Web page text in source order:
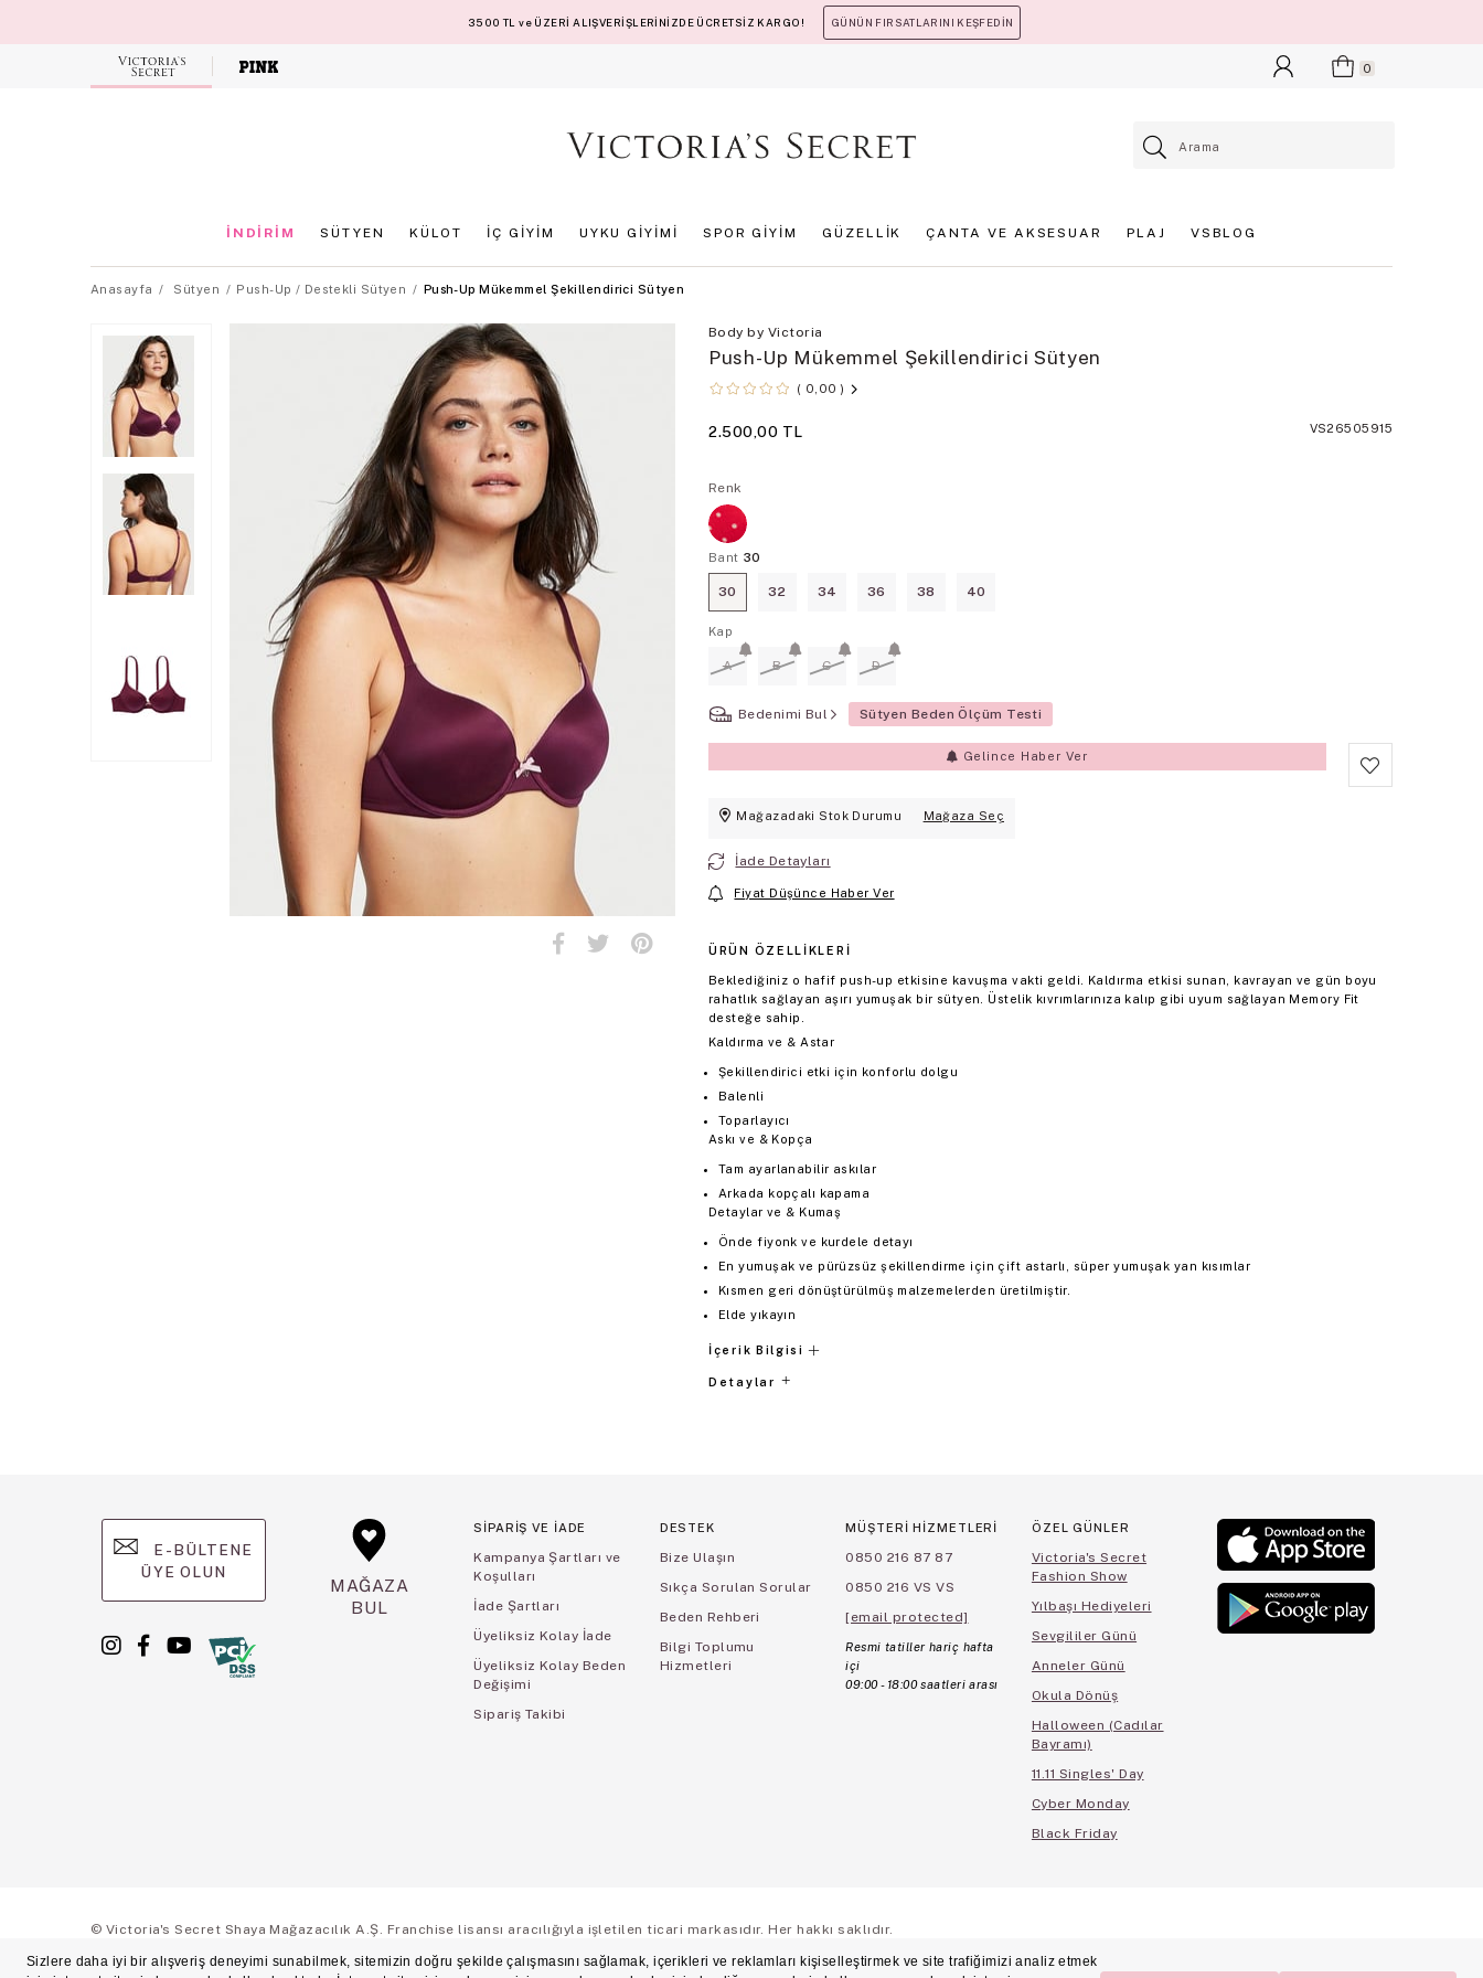
3500 TL ve ÜZERİ ALIŞVERİŞLERİNİZDE ÜCRETSİZ KARGO! GÜNÜN FIRSATLARINI KEŞFEDİN
Victoria's
Secret
0
İNDİRİM SÜTYEN KÜLOT İÇ GİYİM UYKU GİYİMİ SPOR GİYİM GÜZELLİK ÇANTA VE AKSESUAR PLAJ VSBLOG
Anasayfa Sütyen Push-Up / Destekli Sütyen Push-Up Mükemmel Şekillendirici Sütyen
Body by Victoria
Push-Up Mükemmel Şekillendirici Sütyen
0,00
2.500,00 TL VS26505915
Renk
Bant 30
30 32 34 36 38 40
Kap
A B C D
Bedenimi Bul Sütyen Beden Ölçüm Testi
Gelince Haber Ver
Mağazadaki Stok Durumu Mağaza Seç
İade Detayları
Fiyat Düşünce Haber Ver
ÜRÜN ÖZELLIKLERI
Beklediğiniz o hafif push-up etkisine kavuşma vakti geldi. Kaldırma etkisi sunan, kavrayan ve gün boyu
rahatlık sağlayan aşırı yumuşak bir sütyen. Üstelik kıvrımlarınıza kalıp gibi uyum sağlayan Memory Fit
desteğe sahip.
Kaldırma ve & Astar
Şekillendirici etki için konforlu dolgu
Balenli
Toparlayıcı
Askı ve & Kopça
Tam ayarlanabilir askılar
Arkada kopçalı kapama
Detaylar ve & Kumaş
Önde fiyonk ve kurdele detayı
En yumuşak ve pürüzsüz şekillendirme için çift astarlı, süper yumuşak yan kısımlar
Kısmen geri dönüştürülmüş malzemelerden üretilmiştir.
Elde yıkayın
İçerik Bilgisi
Detaylar
E-BÜLTENE
ÜYE OLUN
MAĞAZA
BUL
SİPARİŞ VE İADE
Kampanya Şartları ve
Koşulları
İade Şartları
Üyeliksiz Kolay İade
Üyeliksiz Kolay Beden
Değişimi
Sipariş Takibi
DESTEK
Bize Ulaşın
Sıkça Sorulan Sorular
Beden Rehberi
Bilgi Toplumu
Hizmetleri
MÜŞTERİ HİZMETLERİ
0850 216 87 87
0850 216 VS VS
[email protected]
Resmi tatiller hariç hafta
içi
09:00 - 18:00 saatleri arası
ÖZEL GÜNLER
Victoria's Secret
Fashion Show
Yılbaşı Hediyeleri
Sevgililer Günü
Anneler Günü
Okula Dönüş
Halloween (Cadılar
Bayramı)
11.11 Singles' Day
Cyber Monday
Black Friday
© Victoria's Secret Shaya Mağazacılık A.Ş. Franchise lisansı aracılığıyla işletilen ticari markasıdır. Her hakkı saklıdır.
Ön Bilgilendirme Süreç Bazlı Müşteri Aydınlatma Metni Mesafeli Satış Sözleşmesi Üyelik ve Gizlilik Sözleşmesi İşlem Rehberi Çerez Politikası Çerez Tercihleri